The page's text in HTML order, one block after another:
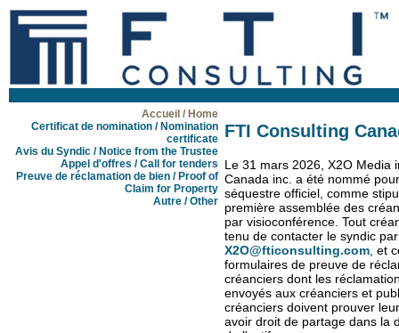
Accueil / Home
Certificat de nomination / Nomination
certificate
Avis du Syndic / Notice from the Trustee
Appel d'offres / Call for tenders
Preuve de réclamation de bien / Proof of
Claim for Property
Autre / Other
FTI Consulting
Le 31 mars 2026, X2O Media
Canada inc. a été nommé
séquestre officiel, comme
première assemblée des
par visioconférence. Tout
tenu de contacter le syndic
X2O@fticonsulting.com , et
formulaires de preuve de
créanciers dont les
envoyés aux créanciers et
créanciers doivent prouver
avoir droit de partage dans la